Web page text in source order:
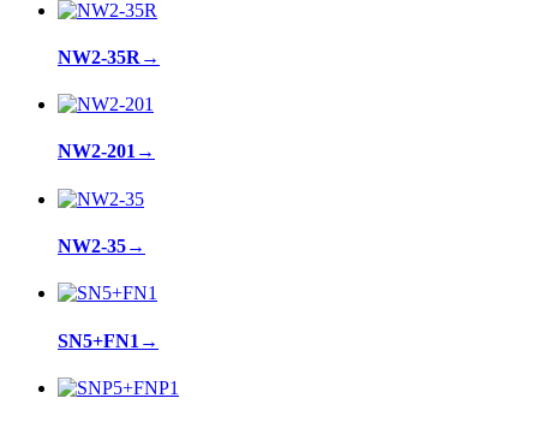
NW2-35R →
NW2-201→
NW2-35→
SN5+FN1 →